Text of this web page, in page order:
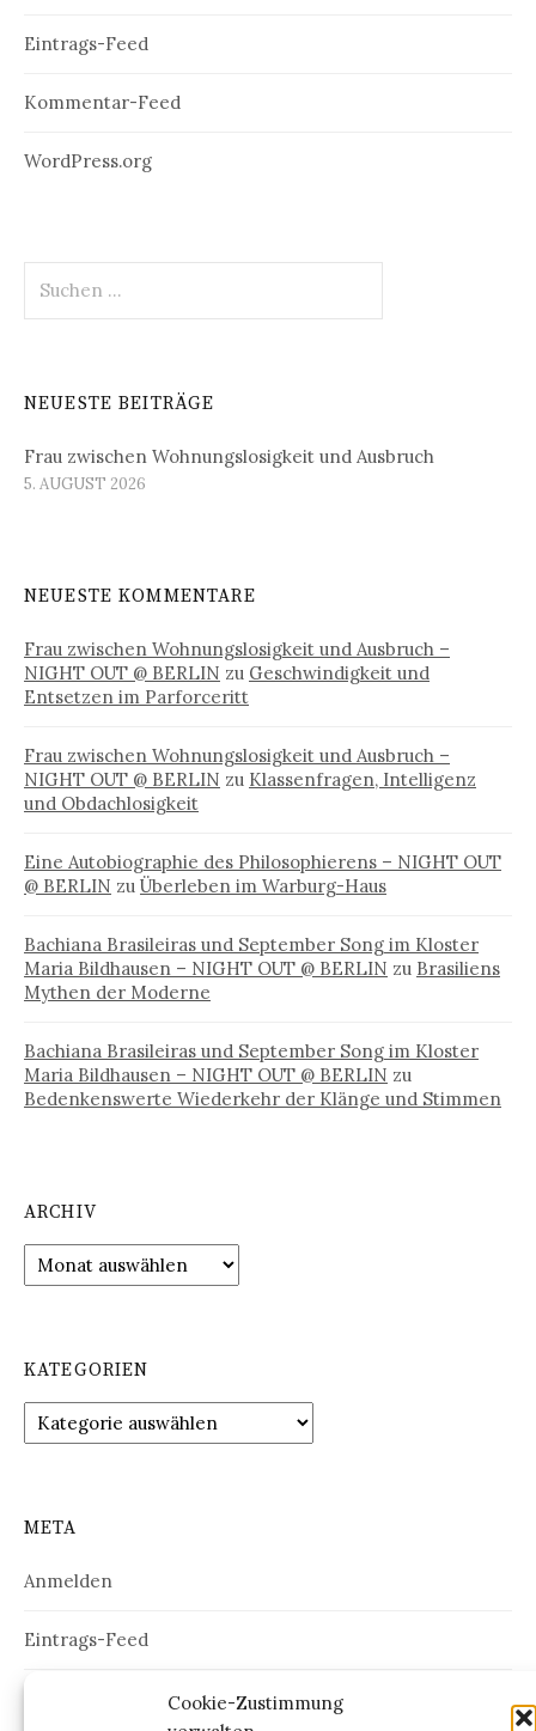
Cookie-Zustimmung
Eintrags-Feed
Kommentar-Feed
WordPress.org
nach:
NEUESTE BEITRÄGE
Frau zwischen Wohnungslosigkeit und Ausbruch
5. AUGUST 2026
NEUESTE KOMMENTARE
Frau zwischen Wohnungslosigkeit und Ausbruch –
NIGHT OUT @ BERLIN zu Geschwindigkeit und
Entsetzen im Parforceritt
Frau zwischen Wohnungslosigkeit und Ausbruch –
NIGHT OUT @ BERLIN zu Klassenfragen, Intelligenz
und Obdachlosigkeit
Eine Autobiographie des Philosophierens – NIGHT OUT
@ BERLIN zu Überleben im Warburg-Haus
Bachiana Brasileiras und September Song im Kloster
Maria Bildhausen – NIGHT OUT @ BERLIN zu Brasiliens
Mythen der Moderne
Bachiana Brasileiras und September Song im Kloster
Maria Bildhausen – NIGHT OUT @ BERLIN zu
Bedenkenswerte Wiederkehr der Klänge und Stimmen
ARCHIV
Archiv
KATEGORIEN
Kategorien
META
Anmelden
Eintrags-Feed
Kommentar-Feed